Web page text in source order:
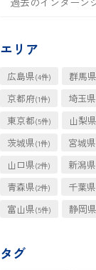
エリア
広島県(4件) 群馬県
京都府(1件) 埼玉県
東京都(5件) 山梨県
茨城県(1件) 宮城県
山口県(2件) 新潟県
青森県(2件) 千葉県
富山県(5件) 静岡県
タグ